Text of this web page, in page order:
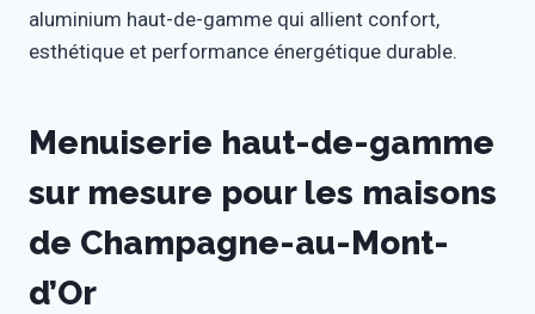
aluminium haut-de-gamme qui allient confort,
esthétique et performance énergétique durable.
Menuiserie haut-de-gamme
sur mesure pour les maisons
de Champagne-au-Mont-
d’Or